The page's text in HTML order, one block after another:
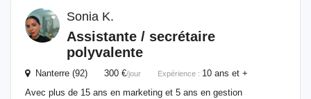
Sonia K.
Assistante / secrétaire
polyvalente
Nanterre (92) 300 €/jour Expérience : 10 ans et +
Avec plus de 15 ans en marketing et 5 ans en gestion